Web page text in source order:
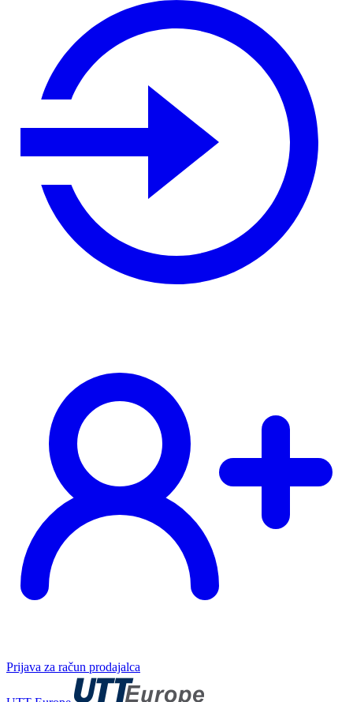
Prijava za račun prodajalca